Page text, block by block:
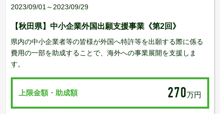
2023/09/01～2023/09/29
【秋田県】中小企業外国出願支援事業《第2回》
県内の中小企業者等の皆様が外国へ特許等を出願する際に係る
費用の一部を助成することで、海外への事業展開を支援しま
す。
上限金額・助成額 270万円